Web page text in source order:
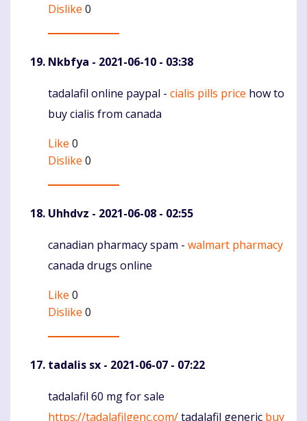
Dislike 0
Nkbfya - 2021-06-10 - 03:38
Komentaras
tadalafil online paypal - cialis pills price how to
buy cialis from canada
Like 0
Dislike 0
Uhhdvz - 2021-06-08 - 02:55
Komentaras
canadian pharmacy spam - walmart pharmacy
canada drugs online
Like 0
Dislike 0
tadalis sx - 2021-06-07 - 07:22
Komentaras
tadalafil 60 mg for sale
https://tadalafilgenc.com/tadalafil generic buy